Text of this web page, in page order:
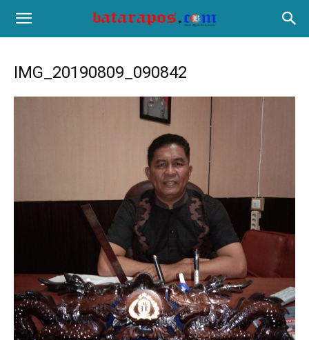
IMG_20190809_090842